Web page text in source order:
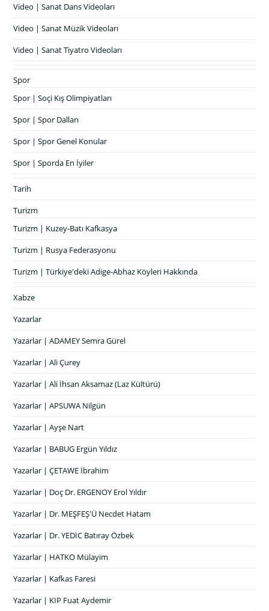
Video | Sanat Dans Videoları
Video | Sanat Müzik Videoları
Video | Sanat Tiyatro Videoları
Spor
Spor | Soçi Kış Olimpiyatları
Spor | Spor Dalları
Spor | Spor Genel Konular
Spor | Sporda En İyiler
Tarih
Turizm
Turizm | Kuzey-Batı Kafkasya
Turizm | Rusya Federasyonu
Turizm | Türkiye'deki Adige-Abhaz Köyleri Hakkında
Xabze
Yazarlar
Yazarlar | ADAMEY Semra Gürel
Yazarlar | Ali Çurey
Yazarlar | Ali İhsan Aksamaz (Laz Kültürü)
Yazarlar | APSUWA Nilgün
Yazarlar | Ayşe Nart
Yazarlar | BABUG Ergün Yıldız
Yazarlar | ÇETAWE İbrahim
Yazarlar | Doç Dr. ERGENOY Erol Yıldır
Yazarlar | Dr. MEŞFEŞ'Ü Necdet Hatam
Yazarlar | Dr. YEDİC Batıray Özbek
Yazarlar | HATKO Mülayim
Yazarlar | Kafkas Faresi
Yazarlar | KIP Fuat Aydemir